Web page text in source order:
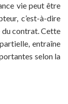
vie peut être
c’est-à-dire
du contrat. Cette
entraîne
selon la